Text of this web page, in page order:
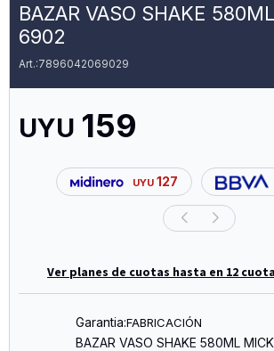
BAZAR VASO SHAKE
6902
7896042069029
UYU 159
UYU 127
Ver planes de cuotas hasta en 12
Garantia:FABRICACIÓN
BAZAR VASO SHAKE 580ML